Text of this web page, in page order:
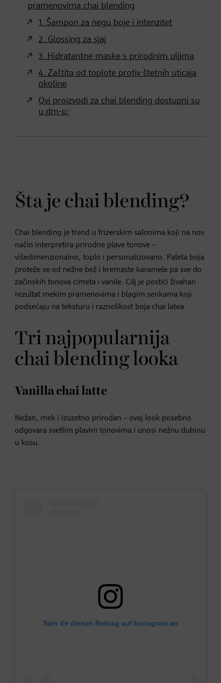
pramenovima chai blending
1. Šampon za negu boje i intenzitet
2. Glossing za sjaj
3. Hidratantne maske s prirodnim uljima
4. Zaštita od toplote protiv štetnih uticaja
okoline
Ovi proizvodi za chai blending dostupni su
u dm-u:
Šta je chai blending?
Chai blending je trend u frizerskim salonima koji na nov
način interpretira prirodne plave tonove –
višedimenzionalno, toplo i personalizovano. Paleta boja
proteže se od nežne bež i kremaste karamele pa sve do
začinskih tonova cimeta i vanile. Cilj je postići živahan
rezultat mekim pramenovima i blagim senkama koji
podsećaju na teksturu i raznolikost boja chai latea.
Tri najpopularnija
chai blending looka
Vanilla chai latte
Nežan, mek i izuzetno prirodan – ovaj look posebno
odgovara svetlim plavim tonovima i unosi nežnu dubinu
u kosu.
Sieh dir diesen Beitrag auf Instagram an